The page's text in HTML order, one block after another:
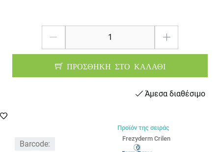
ΠΡΟΣΘΗΚΗ ΣΤΟ ΚΑΛΑΘΙ
Άμεσα διαθέσιμο
Barcode:
Προϊόν της σειράς
Frezyderm Crilen